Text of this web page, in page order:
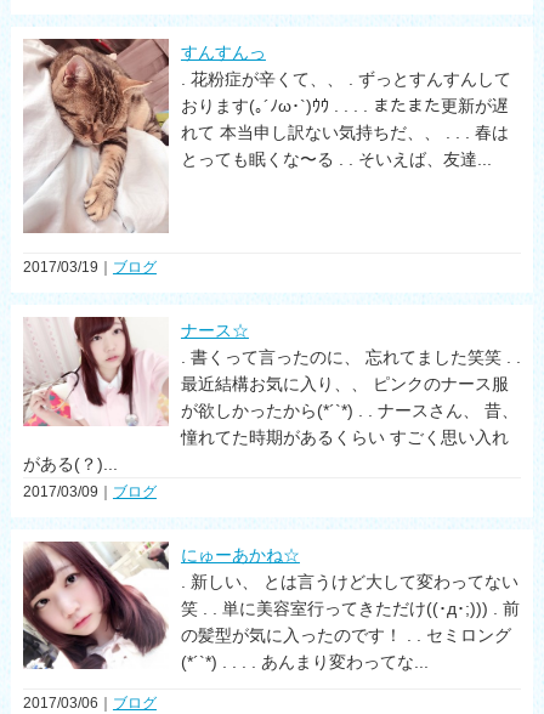
すんすんっ
. 花粉症が辛くて、、 . ずっとすんすんして
おります(｡´ﾉω･`)ｳｳ . . . . またまた更新が遅
れて 本当申し訳ない気持ちだ、、 . . . 春は
とっても眠くな〜る . . そいえば、友達...
2017/03/19｜ ブログ
ナース☆
. 書くって言ったのに、 忘れてました笑笑 . .
最近結構お気に入り、、 ピンクのナース服
が欲しかったから(*´`*) . . ナースさん、 昔、
憧れてた時期があるくらい すごく思い入れ
がある(？)...
2017/03/09｜ ブログ
にゅーあかね☆
. 新しい、 とは言うけど大して変わってない
笑 . . 単に美容室行ってきただけ((･д･;))) . 前
の髪型が気に入ったのです！ . . セミロング
(*´`*) . . . . あんまり変わってな...
2017/03/06｜ ブログ